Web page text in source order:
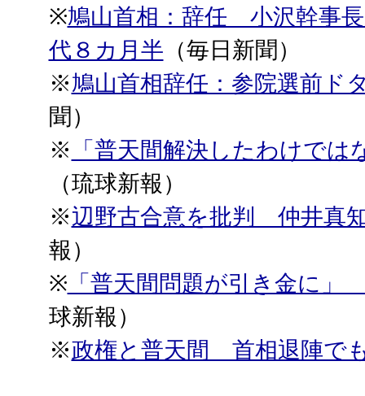
※鳩山首相：辞任 小沢幹事
代８カ月半 （毎日新聞）
※鳩山首相辞任：参院選前
聞）
※
「普天間解決したわけで
（琉球新報）
※辺野古合意を批判 仲井真
報）
※ 「普天間問題が引き金に
球新報）
※政権と普天間 首相退陣で